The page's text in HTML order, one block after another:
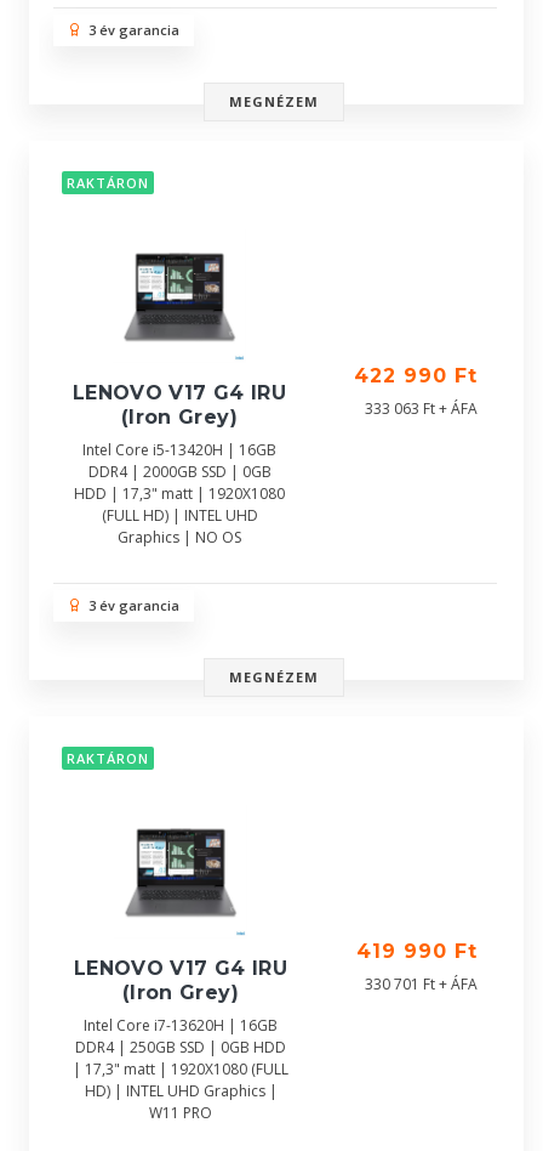
3 év garancia
MEGNÉZEM
RAKTÁRON
LENOVO V17 G4 IRU
(Iron Grey)
Intel Core i5-13420H | 16GB
DDR4 | 2000GB SSD | 0GB
HDD | 17,3" matt | 1920X1080
(FULL HD) | INTEL UHD
Graphics | NO OS
422 990 Ft
333 063 Ft + ÁFA
3 év garancia
MEGNÉZEM
RAKTÁRON
LENOVO V17 G4 IRU
(Iron Grey)
Intel Core i7-13620H | 16GB
DDR4 | 250GB SSD | 0GB HDD
| 17,3" matt | 1920X1080 (FULL
HD) | INTEL UHD Graphics |
W11 PRO
419 990 Ft
330 701 Ft + ÁFA